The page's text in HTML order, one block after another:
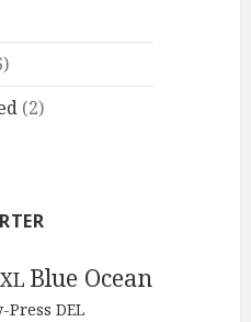
(2)
Blue Ocean
Press DEL